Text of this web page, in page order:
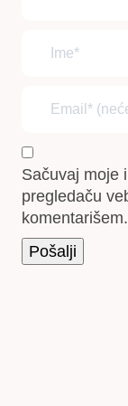
Sačuvaj moje
pregledaču
komentarišem.